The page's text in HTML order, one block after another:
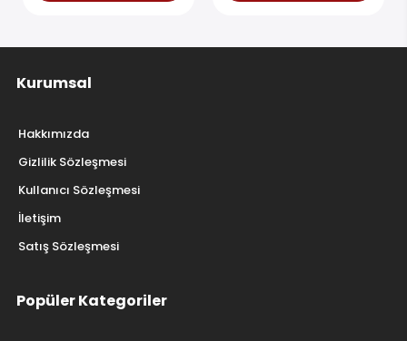
Kurumsal
Hakkımızda
Gizlilik Sözleşmesi
Kullanıcı Sözleşmesi
İletişim
Satış Sözleşmesi
Popüler Kategoriler